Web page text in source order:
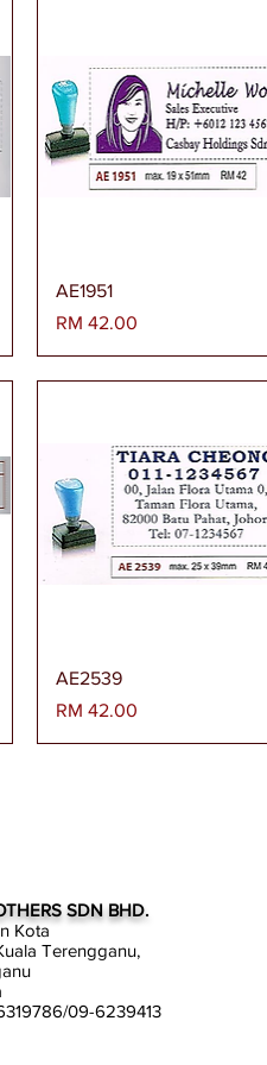
Paparan Segera
AE1951
Harga
RM 42.00
Paparan Segera
AE2539
Harga
RM 42.00
SDN BHD.
Kota
Terengganu,
09-6239413